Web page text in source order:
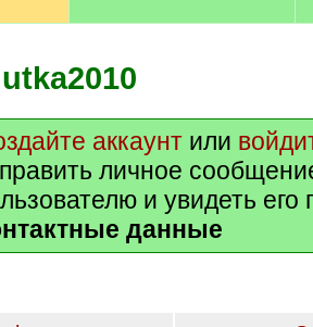
аккаунт или
личное
и увидеть его
данные